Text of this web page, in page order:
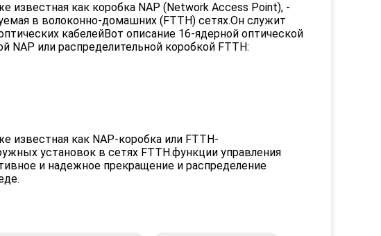
известная как коробка NAP (Network Access Point), -
в волоконно-домашних (FTTH) сетях.Он служит
кабелейВот описание 16-ядерной оптической
или распределительной коробкой FTTH:
известная как NAP-коробка или FTTH-
установок в сетях FTTH.функции управления
и надежное прекращение и распределение